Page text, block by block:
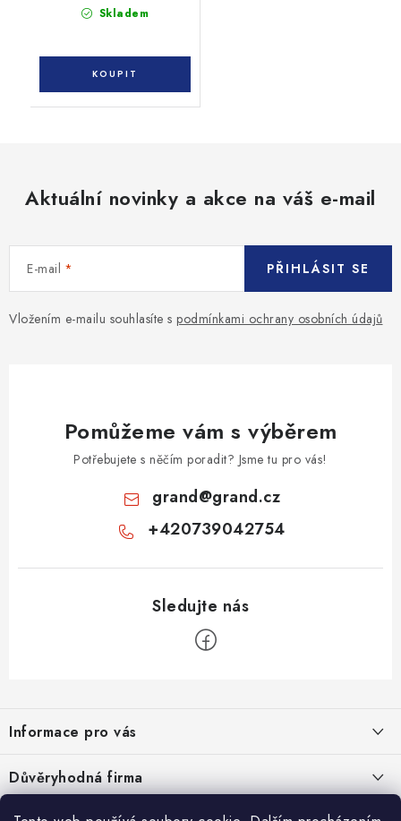
Skladem
Aktuální novinky a akce na váš e-mail
E-mail
Vložením e-mailu souhlasíte s podmínkami ochrany osobních údajů
PŘIHLÁSIT SE
Pomůžeme vám s výběrem
Potřebujete s něčím poradit? Jsme tu pro vás!
grand@grand.cz
+420739042754
p
a
t
Informace pro vás
Velkoobchod
O nás
Důvěryhodná firma